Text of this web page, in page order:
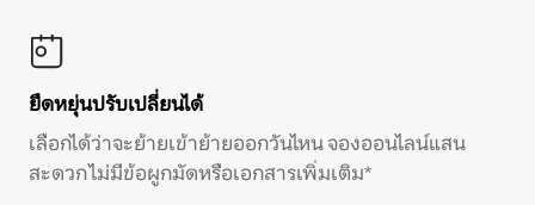
ยืดหยุ่นปรับเปลี่ยนได้
เลือกได้ว่าจะย้ายเข้าย้ายออกวันไหน จองออนไลน์แสน
สะดวก ไม่มีข้อผูกมัดหรือเอกสารเพิ่มเติม*